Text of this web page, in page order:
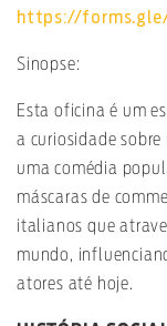
https://forms.gle/
Sinopse:
Esta oficina é um
a curiosidade sobre
uma comédia
máscaras de
italianos que
mundo,
atores até hoje.